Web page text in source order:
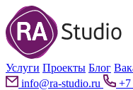
Услуги Проекты Блог
info@ra-studio.ru
+7